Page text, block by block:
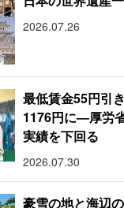
2026.07.26
最低賃金55円引
1176円に―厚労
実績を下回る
2026.07.30
豪雪の地と海辺